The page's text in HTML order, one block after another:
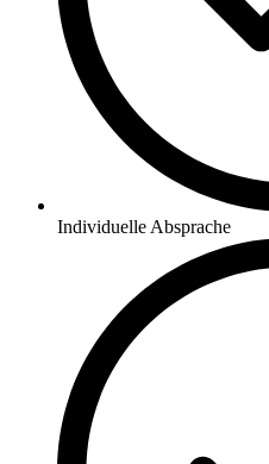
Individuelle Absprache